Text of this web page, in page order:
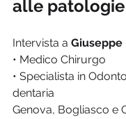
alle
Intervista a Giuseppe
• Medico Chirurgo
• Specialista in
dentaria
Genova, Bogliasco e